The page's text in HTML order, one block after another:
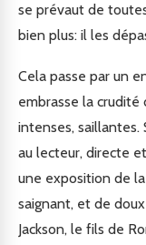
se prévaut de
bien plus: il les
Cela passe par un
embrasse la crudité
intenses, saillantes.
au lecteur, directe
une exposition de
saignant, et de
Jackson, le fils de